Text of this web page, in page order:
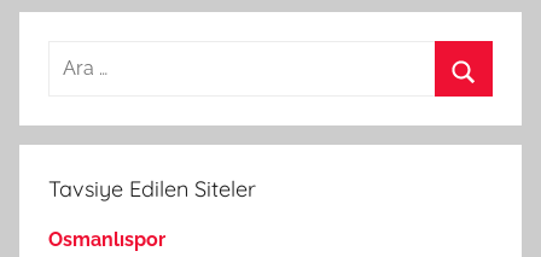
Arama:
Tavsiye Edilen Siteler
Osmanlıspor